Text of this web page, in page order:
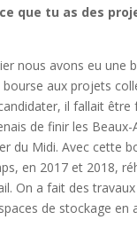
que tu as des
nous avons eu une
bourse aux projets
il fallait être
de finir les
du Midi. Avec cette
en 2017 et 2018,
On a fait des
de stockage en